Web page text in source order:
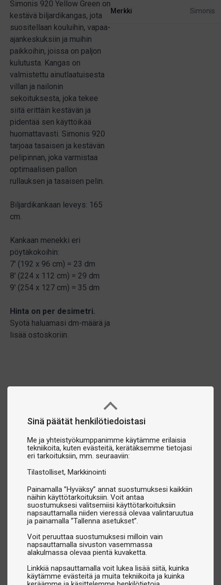
Sinä päätät henkilötiedoistasi
Me ja yhteistyökumppanimme käytämme erilaisia
tekniikoita, kuten evästeitä, kerätäksemme tietojasi
eri tarkoituksiin, mm. seuraaviin:
Tilastolliset Markkinointi
Painamalla ”Hyväksy” annat suostumuksesi kaikkiin
näihin käyttötarkoituksiin. Voit antaa
suostumuksesi valitsemiisi käyttötarkoituksiin
napsauttamalla niiden vieressä olevaa valintaruutua
ja painamalla ”Tallenna asetukset”.
Voit peruuttaa suostumuksesi milloin vain
napsauttamalla sivuston vasemmassa
alakulmassa olevaa pientä kuvaketta.
Linkkiä napsauttamalla voit lukea lisää siitä, kuinka
käytämme evästeitä ja muita tekniikoita ja kuinka
Simonis 920 Yellow Green on
kestävä biljardikangas, jota
suositellaan kouluihin, vapaa-
ajankeskuksiin ja muihin
paikkoihin, joissa on paljon
kulutusta. Kangas on
valmistettu ainutlaatuisesta
villan ja nailonin
sekoituksesta, joka tekee
siitä erittäin kestävän ja
pidentää sen käyttöikää
huomattavasti. Simonis 920
tarjoaa tasaisen ja kestävän
pelipinnan, joka varmistaa
optimaalisen pallon
rullauksen ja tasaisen pelin.
Biljardikankaan leveys: 165
cm.
Kankaan menekki eri
pöytäkokoihin:
7' (192 x 96 cm) = 23 dm
8' (224 x 112 cm) = 29 dm
9' (254 x 127 cm) = 35 dm
Hinta on per desimetri.
Syötä haluamasi dm-määrä ja
lisää ostoskoriin.
Merkki Simonis